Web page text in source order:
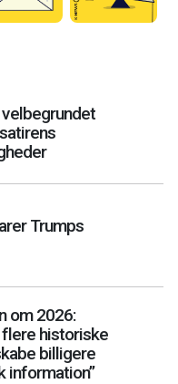
Trumps
om 2026:
historiske
billigere
information”